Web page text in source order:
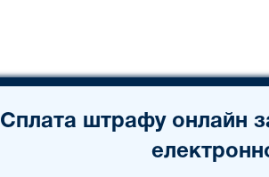
Сплата штрафу онлайн